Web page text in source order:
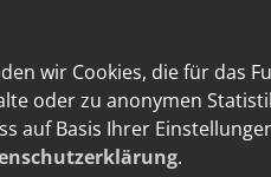
wir Cookies, die für das
oder zu anonymen
auf Basis Ihrer
.